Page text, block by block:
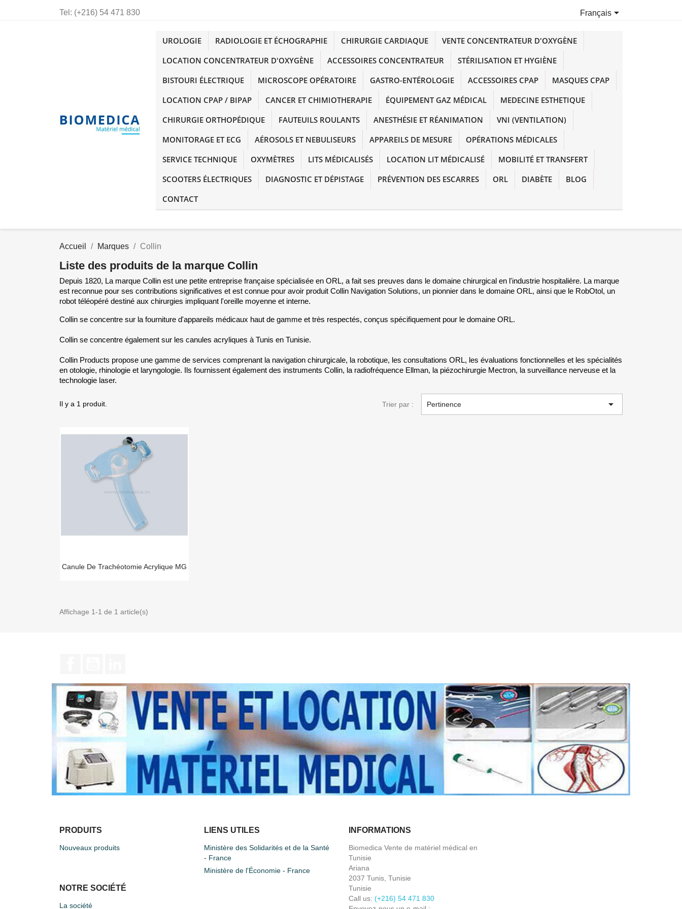
Tel: (+216) 54 471 830 Français
UROLOGIE RADIOLOGIE ET ÉCHOGRAPHIE CHIRURGIE CARDIAQUE
VENTE CONCENTRATEUR D'OXYGÈNE
LOCATION CONCENTRATEUR D'OXYGÈNE
ACCESSOIRES CONCENTRATEUR
STÉRILISATION ET HYGIÈNE
BISTOURI ÉLECTRIQUE
MICROSCOPE OPÉRATOIRE GASTRO-ENTÉROLOGIE ACCESSOIRES CPAP
MASQUES CPAP
LOCATION CPAP / BIPAP
CANCER ET CHIMIOTHERAPIE ÉQUIPEMENT GAZ MÉDICAL
MEDECINE ESTHETIQUE
CHIRURGIE ORTHOPÉDIQUE
FAUTEUILS ROULANTS ANESTHÉSIE ET RÉANIMATION
VNI (VENTILATION)
MONITORAGE ET ECG
AÉROSOLS ET NEBULISEURS APPAREILS DE MESURE
OPÉRATIONS MÉDICALES
SERVICE TECHNIQUE
OXYMÈTRES LITS MÉDICALISÉS LOCATION LIT MÉDICALISÉ
MOBILITÉ ET TRANSFERT
SCOOTERS ÉLECTRIQUES
DIAGNOSTIC ET DÉPISTAGE PRÉVENTION DES ESCARRES ORL DIABÈTE
BLOG
CONTACT
Accueil Marques Collin
Liste des produits de la marque Collin
Depuis 1820, La marque Collin est une petite entreprise française spécialisée en ORL, a fait ses preuves dans le domaine chirurgical en l'industrie hospitalière. La marque
est reconnue pour ses contributions significatives et est connue pour avoir produit Collin Navigation Solutions, un pionnier dans le domaine ORL, ainsi que le RobOtol, un
robot téléopéré destiné aux chirurgies impliquant l'oreille moyenne et interne.
Collin se concentre sur la fourniture d'appareils médicaux haut de gamme et très respectés, conçus spécifiquement pour le domaine ORL.
Collin se concentre également sur les canules acryliques à Tunis en Tunisie.
Collin Products propose une gamme de services comprenant la navigation chirurgicale, la robotique, les consultations ORL, les évaluations fonctionnelles et les spécialités
en otologie, rhinologie et laryngologie. Ils fournissent également des instruments Collin, la radiofréquence Ellman, la piézochirurgie Mectron, la surveillance nerveuse et la
technologie laser.
Il y a 1 produit. Trier par : Pertinence 
Canule De Trachéotomie Acrylique MG
Affichage 1-1 de 1 article(s)
PRODUITS
Nouveaux produits
LIENS UTILES
Ministère des Solidarités et de la Santé
- France
Ministère de l'Économie - France
NOTRE SOCIÉTÉ
La société
INFORMATIONS
Biomedica Vente de matériel médical en
Tunisie
Ariana
2037 Tunis, Tunisie
Tunisie
Call us: (+216) 54 471 830